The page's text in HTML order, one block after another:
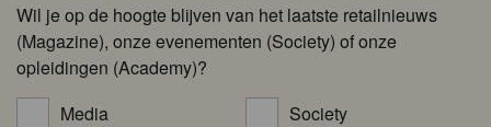
Wil je op de hoogte blijven van het laatste retailnieuws
(Magazine), onze evenementen (Society) of onze
opleidingen (Academy)?
Media
Society